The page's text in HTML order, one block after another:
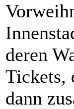
deren
Tickets,
dann